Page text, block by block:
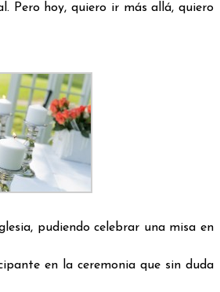
Pero hoy, quiero ir más allá, quiero
pudiendo celebrar una misa en
en la ceremonia que sin duda